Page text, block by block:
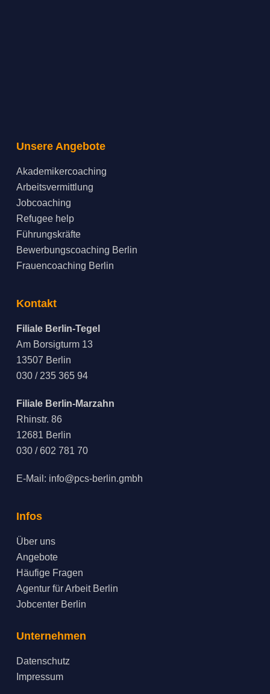
Unsere Angebote
Akademikercoaching
Arbeitsvermittlung
Jobcoaching
Refugee help
Führungskräfte
Bewerbungscoaching Berlin
Frauencoaching Berlin
Kontakt
Filiale Berlin-Tegel
Am Borsigturm 13
13507 Berlin
030 / 235 365 94
Filiale Berlin-Marzahn
Rhinstr. 86
12681 Berlin
030 / 602 781 70
E-Mail: info@pcs-berlin.gmbh
Infos
Über uns
Angebote
Häufige Fragen
Agentur für Arbeit Berlin
Jobcenter Berlin
Unternehmen
Datenschutz
Impressum